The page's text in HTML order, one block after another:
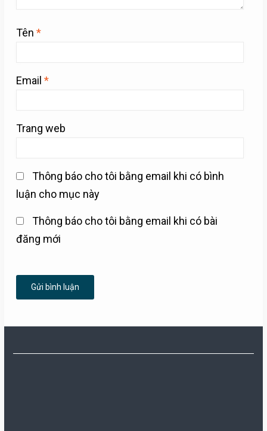
Tên *
Email *
Trang web
Thông báo cho tôi bằng email khi có bình
luận cho mục này
Thông báo cho tôi bằng email khi có bài
đăng mới